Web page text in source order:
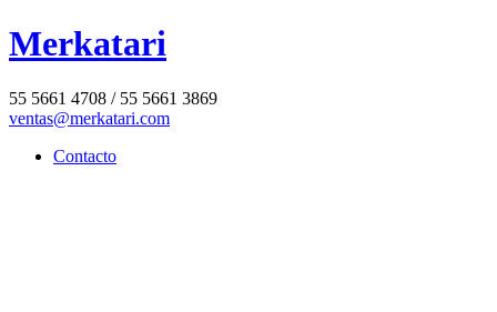
Merkatari
55 5661 4708 / 55 5661 3869
ventas@merkatari.com
Contacto